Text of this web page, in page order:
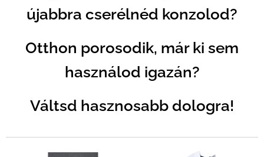
újabbra cserélnéd konzolod?
Otthon porosodik, már ki sem
használod igazán?
Váltsd hasznosabb dologra!